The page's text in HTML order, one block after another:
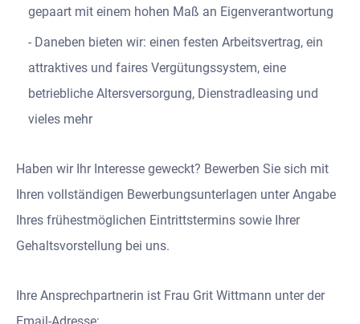
gepaart mit einem hohen Maß an Eigenverantwortung
Daneben bieten wir: einen festen Arbeitsvertrag, ein
attraktives und faires Vergütungssystem, eine
betriebliche Altersversorgung, Dienstradleasing und
vieles mehr
Haben wir Ihr Interesse geweckt? Bewerben Sie sich mit
Ihren vollständigen Bewerbungsunterlagen unter Angabe
Ihres frühestmöglichen Eintrittstermins sowie Ihrer
Gehaltsvorstellung bei uns.
Ihre Ansprechpartnerin ist Frau Grit Wittmann unter der
Email-Adresse: